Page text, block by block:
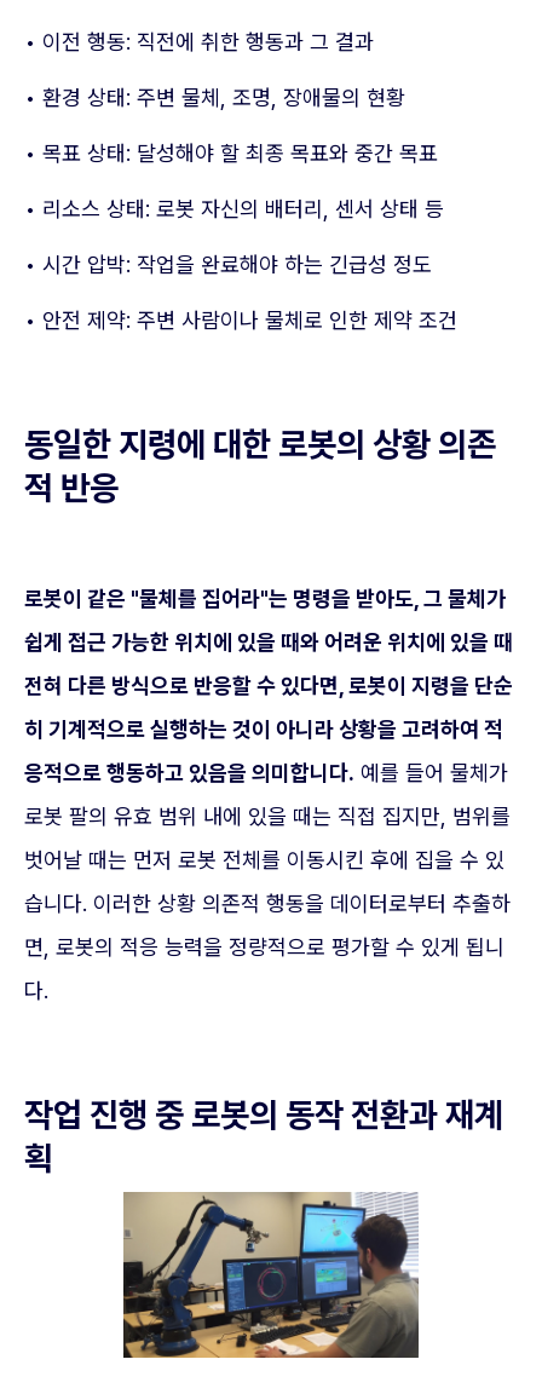
• 이전 행동: 직전에 취한 행동과 그 결과
• 환경 상태: 주변 물체, 조명, 장애물의 현황
• 목표 상태: 달성해야 할 최종 목표와 중간 목표
• 리소스 상태: 로봇 자신의 배터리, 센서 상태 등
• 시간 압박: 작업을 완료해야 하는 긴급성 정도
• 안전 제약: 주변 사람이나 물체로 인한 제약 조건
동일한 지령에 대한 로봇의 상황 의존
적 반응
로봇이 같은 "물체를 집어라"는 명령을 받아도, 그 물체가
쉽게 접근 가능한 위치에 있을 때와 어려운 위치에 있을 때
전혀 다른 방식으로 반응할 수 있다면, 로봇이 지령을 단순
히 기계적으로 실행하는 것이 아니라 상황을 고려하여 적
응적으로 행동하고 있음을 의미합니다. 예를 들어 물체가
로봇 팔의 유효 범위 내에 있을 때는 직접 집지만, 범위를
벗어날 때는 먼저 로봇 전체를 이동시킨 후에 집을 수 있
습니다. 이러한 상황 의존적 행동을 데이터로부터 추출하
면, 로봇의 적응 능력을 정량적으로 평가할 수 있게 됩니
다.
작업 진행 중 로봇의 동작 전환과 재계
획